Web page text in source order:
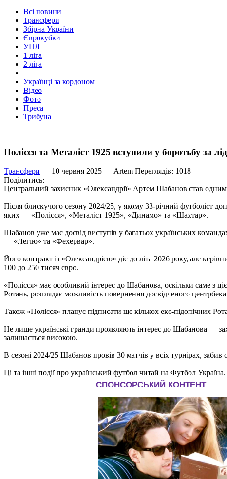
Всі новини
Трансфери
Збірна України
Єврокубки
УПЛ
1 ліга
2 ліга
Українці за кордоном
Відео
Фото
Преса
Трибуна
Полісся та Металіст 1925 вступили у боротьбу за
Трансфери — 10 червня 2025 — Artem Переглядів: 1018
Поділитись:
Центральний захисник «Олександрії» Артем Шабанов став
Після блискучого сезону 2024/25, у якому 33-річний футболіст
яких — «Полісся», «Металіст 1925», «Динамо» та «Шахтар».
Шабанов уже має досвід виступів у багатьох українських
— «Легію» та «Фехервар».
Його контракт із «Олександрією» діє до літа 2026 року, але
100 до 250 тисяч євро.
«Полісся» має особливий інтерес до Шабанова, оскільки саме з
Ротань, розглядає можливість повернення досвідченого центрбека.
Також «Полісся» планує підписати ще кількох екс-підопічних
Не лише українські гранди проявляють інтерес до Шабанова —
залишається високою.
В сезоні 2024/25 Шабанов провів 30 матчів у всіх турнірах, забив
Ці та інші події про український футбол читай на Футбол Україна.